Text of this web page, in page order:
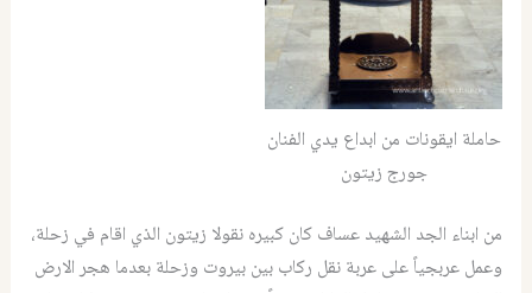
حاملة ايقونات من ابداع يدي الفنان
جورج زيتون
من ابناء الجد الشهيد عساف كان كبيره نقولا زيتون الذي اقام في زحلة،
وعمل عربجياً على عربة نقل ركاب بين بيروت وزحلة بعدما هجر الارض